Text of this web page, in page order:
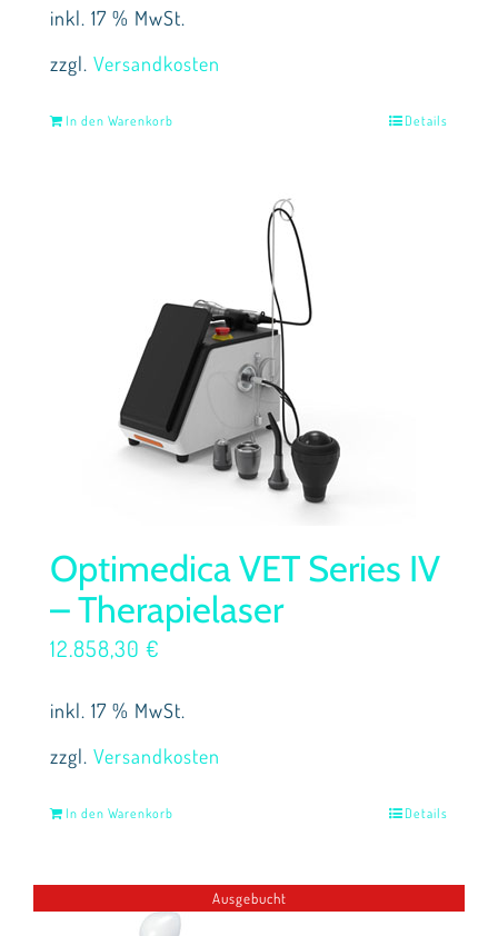
inkl. 17 % MwSt.
zzgl. Versandkosten
In den Warenkorb Details
Optimedica VET Series IV
– Therapielaser
12.858,30 €
inkl. 17 % MwSt.
zzgl. Versandkosten
In den Warenkorb Details
Ausgebucht